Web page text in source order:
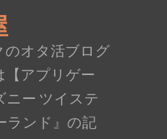
のオタ活ブログ
【アプリゲー
ニー ツイステ
ランド』の記